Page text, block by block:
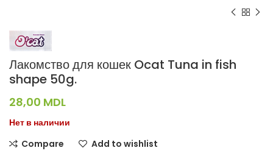
Лакомство для кошек Ocat Tuna in fish
shape 50g.
28,00 MDL
Нет в наличии
Compare
Add to wishlist